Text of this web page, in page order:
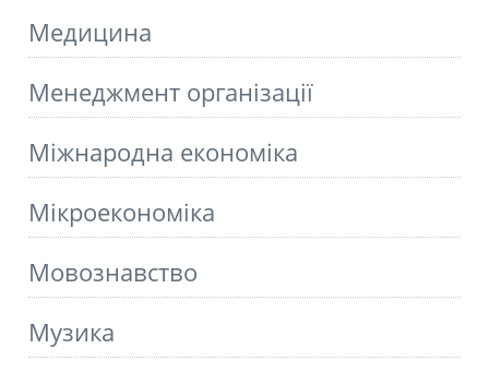
Медицина
Менеджмент організації
Міжнародна економіка
Мікроекономіка
Мовознавство
Музика